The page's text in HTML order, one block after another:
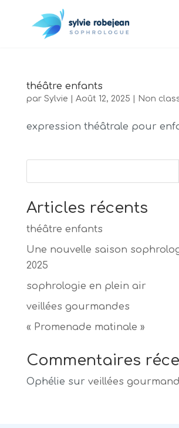
théâtre enfants
par Sylvie Août 12, 2025 Non
expression théâtrale pour
Articles récents
théâtre enfants
Une nouvelle saison
2025
sophrologie en plein air
veillées gourmandes
« Promenade matinale »
Commentaires
Ophélie sur veillées